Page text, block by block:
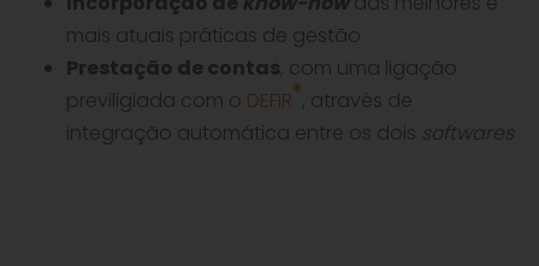
mais atuais práticas de gestão
Prestação de contas, com uma ligação
previligiada com o DEFIR®, através de
integração automática entre os dois softwares